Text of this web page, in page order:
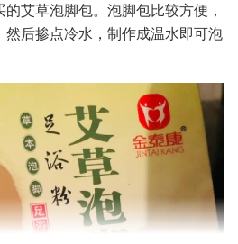
艾草泡脚包。泡脚包比较方便，
后掺点冷水，制作成温水即可泡